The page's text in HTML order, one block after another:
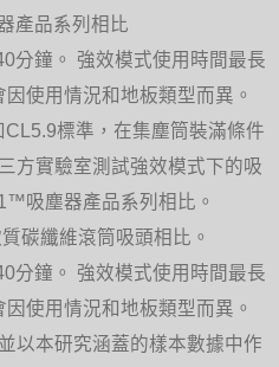
產品系列相比
分鐘。 強效模式使用時間最長
使用情況和地板類型而異。
標準，在集塵筒裝滿條件
方實驗室測試強效模式下的吸
吸塵器產品系列相比。
碳纖維滾筒吸頭相比。
分鐘。 強效模式使用時間最長
使用情況和地板類型而異。
以本研究涵蓋的樣本數據中作